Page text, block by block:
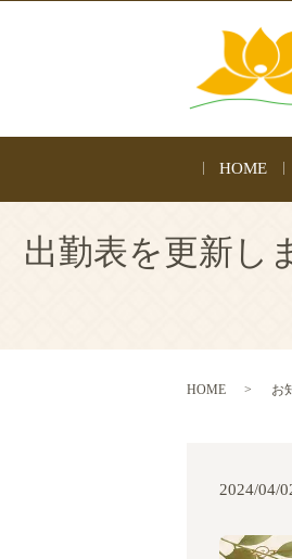
HOME
出勤表を更新し
HOME お
2024/04/